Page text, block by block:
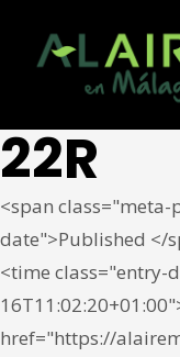
22R
<span
date">Published </
<time class="entry-
href="https://